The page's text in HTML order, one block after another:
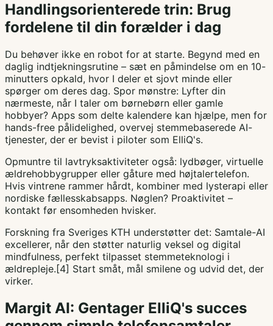
Handlingsorienterede trin: Brug
fordelene til din forælder i dag
Du behøver ikke en robot for at starte. Begynd med en
daglig indtjekningsrutine – sæt en påmindelse om en 10-
minutters opkald, hvor I deler et sjovt minde eller
spørger om deres dag. Spor mønstre: Lyfter din
nærmeste, når I taler om børnebørn eller gamle
hobbyer? Apps som delte kalendere kan hjælpe, men for
hands-free pålidelighed, overvej stemmebaserede AI-
tjenester, der er bevist i piloter som ElliQ's.
Opmuntre til lavtryksaktiviteter også: lydbøger, virtuelle
ældrehobbygrupper eller gåture med højtalertelefon.
Hvis vintrene rammer hårdt, kombiner med lysterapi eller
nordiske fællesskabsapps. Nøglen? Proaktivitet –
kontakt før ensomheden hvisker.
Forskning fra Sveriges KTH understøtter det: Samtale-AI
excellerer, når den støtter naturlig veksel og digital
mindfulness, perfekt tilpasset stemmeteknologi i
ældrepleje.[4] Start småt, mål smilene og udvid det, der
virker.
Margit AI: Gentager ElliQ's succes